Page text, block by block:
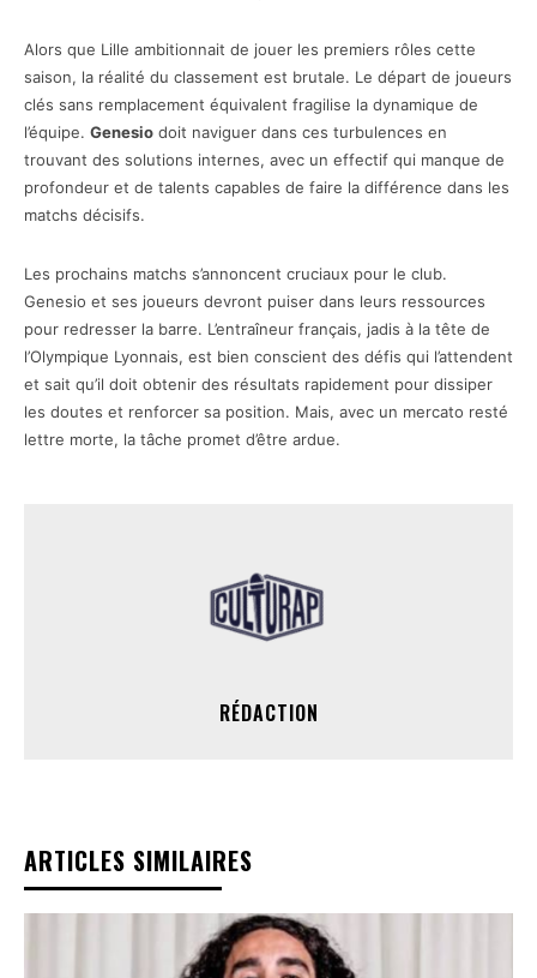
Alors que Lille ambitionnait de jouer les premiers rôles cette
saison, la réalité du classement est brutale. Le départ de joueurs
clés sans remplacement équivalent fragilise la dynamique de
l’équipe. Genesio doit naviguer dans ces turbulences en
trouvant des solutions internes, avec un effectif qui manque de
profondeur et de talents capables de faire la différence dans les
matchs décisifs.
Les prochains matchs s’annoncent cruciaux pour le club.
Genesio et ses joueurs devront puiser dans leurs ressources
pour redresser la barre. L’entraîneur français, jadis à la tête de
l’Olympique Lyonnais, est bien conscient des défis qui l’attendent
et sait qu’il doit obtenir des résultats rapidement pour dissiper
les doutes et renforcer sa position. Mais, avec un mercato resté
lettre morte, la tâche promet d’être ardue.
RÉDACTION
ARTICLES SIMILAIRES